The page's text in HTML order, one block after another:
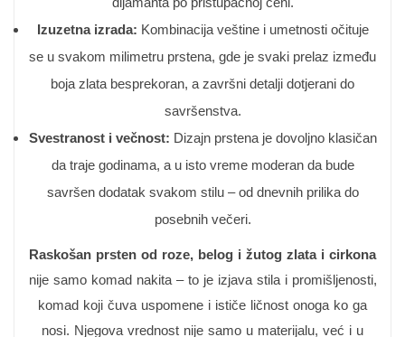
Izuzetna izrada: Kombinacija veštine i umetnosti očituje
se u svakom milimetru prstena, gde je svaki prelaz između
boja zlata besprekoran, a završni detalji dotjerani do
savršenstva.
Svestranost i večnost: Dizajn prstena je dovoljno klasičan
da traje godinama, a u isto vreme moderan da bude
savršen dodatak svakom stilu – od dnevnih prilika do
posebnih večeri.
Raskošan prsten od roze, belog i žutog zlata i cirkona
nije samo komad nakita – to je izjava stila i promišljenosti,
komad koji čuva uspomene i ističe ličnost onoga ko ga
nosi. Njegova vrednost nije samo u materijalu, već i u